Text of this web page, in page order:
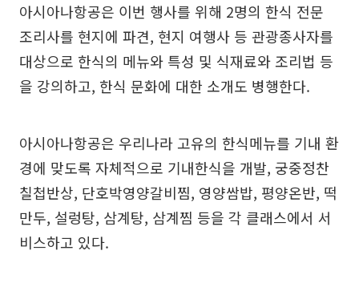
아시아나항공은 이번 행사를 위해 2명의 한식 전문
조리사를 현지에 파견, 현지 여행사 등 관광종사자를
대상으로 한식의 메뉴와 특성 및 식재료와 조리법 등
을 강의하고, 한식 문화에 대한 소개도 병행한다.
아시아나항공은 우리나라 고유의 한식메뉴를 기내 환
경에 맞도록 자체적으로 기내한식을 개발, 궁중정찬
칠첩반상, 단호박영양갈비찜, 영양쌈밥, 평양온반, 떡
만두, 설렁탕, 삼계탕, 삼계찜 등을 각 클래스에서 서
비스하고 있다.